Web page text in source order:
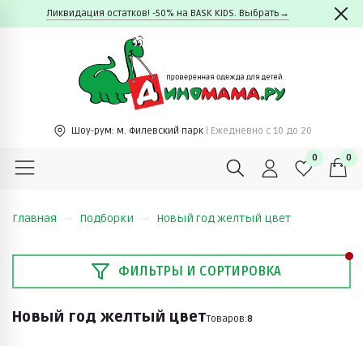
Ликвидация остатков! -50% на BASK KIDS. Выбрать→
Шоу-рум: м. Филевский парк | Ежедневно c 10 до 20
0 0
Главная Подборки Новый год желтый цвет
ФИЛЬТРЫ И СОРТИРОВКА
Новый год желтый цветТоваров:8